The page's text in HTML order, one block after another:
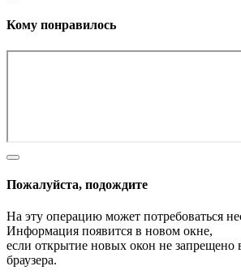
Кому понравилось
Пожалуйста, подождите
На эту операцию может потребоваться
Информация появится в новом окне,
если открытие новых окон не запрещено
браузера.